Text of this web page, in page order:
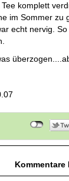
komplett
im Sommer zu
echt nervig.